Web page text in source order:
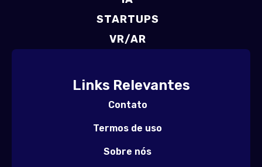
STARTUPS
VR/AR
Links Relevantes
Contato
Termos de uso
Sobre nós